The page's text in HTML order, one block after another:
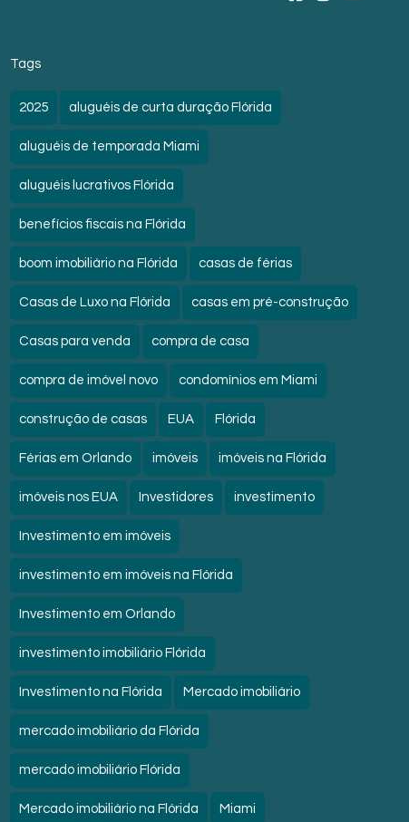
Tags
2025 aluguéis de curta duração Flórida
aluguéis de temporada Miami
aluguéis lucrativos Flórida
benefícios fiscais na Flórida
boom imobiliário na Flórida casas de férias
Casas de Luxo na Flórida casas em pré-construção
Casas para venda compra de casa
compra de imóvel novo condomínios em Miami
construção de casas EUA Flórida
Férias em Orlando imóveis imóveis na Flórida
imóveis nos EUA Investidores investimento
Investimento em imóveis
investimento em imóveis na Flórida
Investimento em Orlando
investimento imobiliário Flórida
Investimento na Flórida Mercado imobiliário
mercado imobiliário da Flórida
mercado imobiliário Flórida
Mercado imobiliário na Flórida Miami